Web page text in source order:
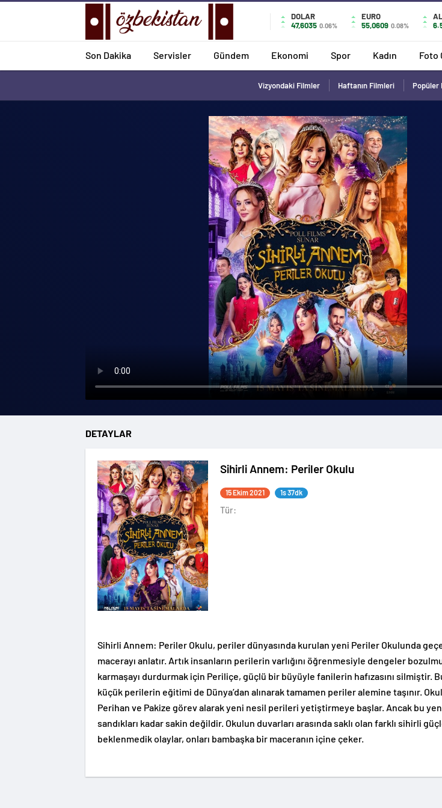
DOLAR
47,6035 0.06%
EURO
55,0609 0.08%
Son Dakika Servisler Gündem Ekonomi Spor Kadın Foto
Vizyondaki Filmler Haftanın Filmleri Popüler
DETAYLAR
Sihirli Annem: Periler Okulu
15 Ekim 2021 1s 37dk
Tür:
Sihirli Annem: Periler Okulu, periler dünyasında kurulan yeni Periler Okulunda
macerayı anlatır. Artık insanların perilerin varlığını öğrenmesiyle dengeler
karmaşayı durdurmak için Periliçe, güçlü bir büyüyle fanilerin hafızasını silmiştir.
küçük perilerin eğitimi de Dünya’dan alınarak tamamen periler alemine taşınır.
Perihan ve Pakize görev alarak yeni nesil perileri yetiştirmeye başlar. Ancak bu
sandıkları kadar sakin değildir. Okulun duvarları arasında saklı olan farklı sihirli
beklenmedik olaylar, onları bambaşka bir maceranın içine çeker.